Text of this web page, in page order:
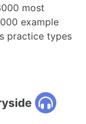
most
example
practice types